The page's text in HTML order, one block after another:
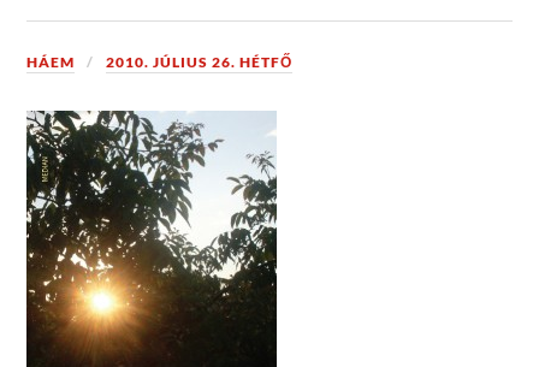
HÁEM 2010. JÚLIUS 26. HÉTFŐ